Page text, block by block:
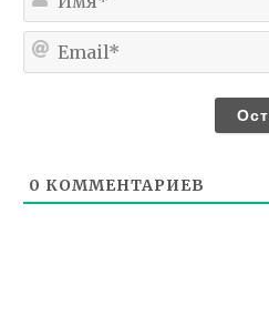
0 КОММЕНТАРИЕВ